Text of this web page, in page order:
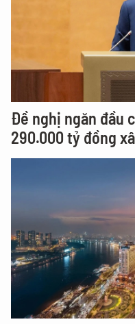
Đề nghị ngăn đầu
290.000 tỷ đồng